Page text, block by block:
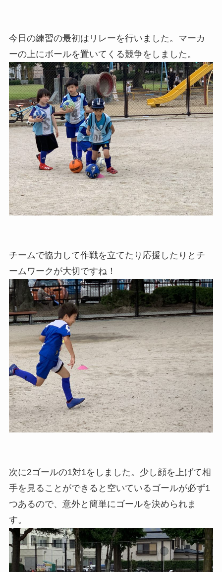
今日の練習の最初はリレーを行いました。マーカ
ーの上にボールを置いてくる競争をしました。
チームで協力して作戦を立てたり応援したりとチ
ームワークが大切ですね！
次に2ゴールの1対1をしました。少し顔を上げて相
手を見ることができると空いているゴールが必ず1
つあるので、意外と簡単にゴールを決められま
す。